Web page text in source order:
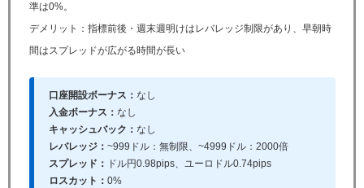
準は0%。
デメリット：指標前後・週末週明けはレバレッジ制限があり、早朝時
間はスプレッドが広がる時間が長い
口座開設ボーナス： なし
入金ボーナス： なし
キャッシュバック： なし
レバレッジ： ~999ドル：無制限、~4999ドル：2000倍
スプレッド： ドル円0.98pips、ユーロドル0.74pips
ロスカット： 0%